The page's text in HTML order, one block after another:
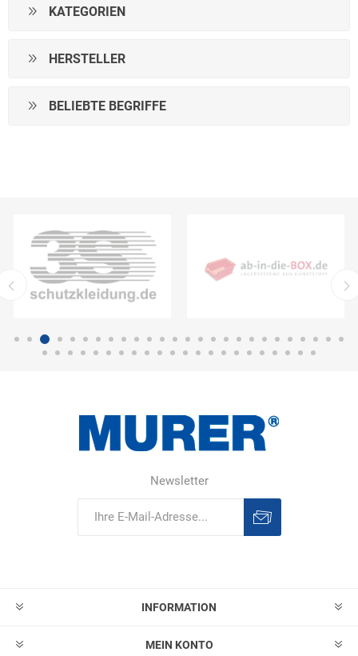
KATEGORIEN
HERSTELLER
BELIEBTE BEGRIFFE
Newsletter
INFORMATION
MEIN KONTO